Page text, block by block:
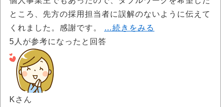
ところ、先方の採用担当者に誤解のないように伝えて
くれました。感謝です。
…続きをみる
5 人が参考になったと回答
Kさん